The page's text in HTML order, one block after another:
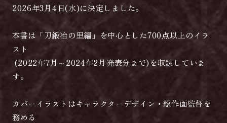
2026年3月4日(水)に決定しました。
本書は「刀鍛冶の里編」を中心とした700点以上のイラ
スト
(2022年7月～2024年2月発表分まで)を収録していま
す。
カバーイラストはキャラクターデザイン・総作画監督を
務める